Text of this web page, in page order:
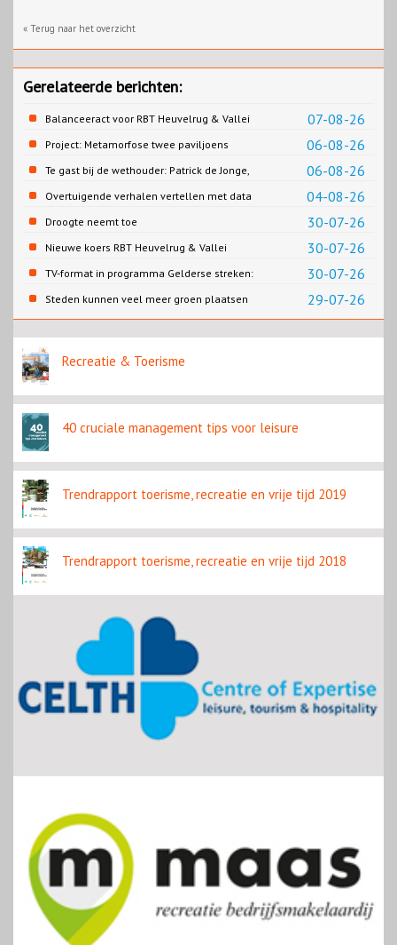
« Terug naar het overzicht
Gerelateerde berichten:
07-08-26
Balanceeract voor RBT Heuvelrug & Vallei
06-08-26
Project: Metamorfose twee paviljoens
Biesbosch MuseumEiland
06-08-26
Te gast bij de wethouder: Patrick de Jonge,
Gemeente Emmen
04-08-26
Overtuigende verhalen vertellen met data
30-07-26
Droogte neemt toe
30-07-26
Nieuwe koers RBT Heuvelrug & Vallei
zichtbaar in eerste resultaten 2026
30-07-26
TV-format in programma Gelderse streken:
Rondje Gelderland
29-07-26
Steden kunnen veel meer groen plaatsen
Recreatie & Toerisme
40 cruciale management tips voor leisure
Trendrapport toerisme, recreatie en vrije tijd 2019
Trendrapport toerisme, recreatie en vrije tijd 2018